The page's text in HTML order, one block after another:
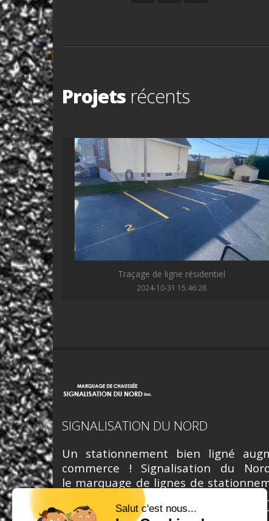
Projets récents
Traçage de ligne résidentiel
2024-10-31 15:46:28
SIGNALISATION DU NORD
Un stationnement bien ligné
commerce ! Signalisation du
le marquage de lignes de
pour la région de Montréal et des
fin de semaine, de façon à